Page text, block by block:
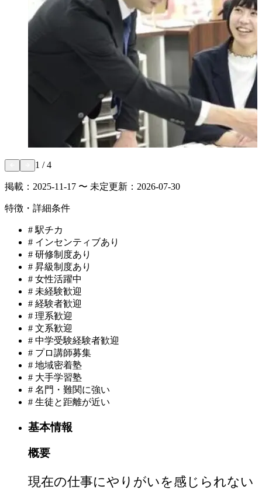
1 /4
掲載： 2025-11-17 〜 未定更新： 2026-07-30
特徴・詳細条件
# 駅チカ
# インセンティブあり
# 研修制度あり
# 昇級制度あり
# 女性活躍中
# 未経験歓迎
# 経験者歓迎
# 理系歓迎
# 文系歓迎
# 中学受験経験者歓迎
# プロ講師募集
# 地域密着塾
# 大手学習塾
# 名門・難関に強い
# 生徒と距離が近い
基本情報
概要
現在の仕事にやりがいを感じられない